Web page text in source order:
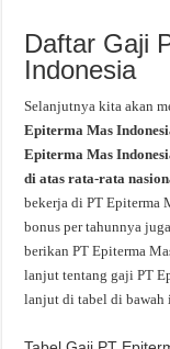
Daftar Gaji
Indonesia
Selanjutnya kita akan
Epiterma Mas
Epiterma Mas
di atas rata-rata
bekerja di PT Epiterma
bonus per tahunnya
berikan PT Epiterma
lanjut tentang gaji PT
lanjut di tabel di bawah